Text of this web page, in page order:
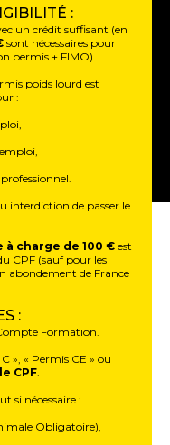
:
un crédit suffisant (en
sont nécessaires pour
permis + FIMO).
poids lourd est
:
interdiction de passer le
à charge de 100 €est
CPF (sauf pour les
abondement de France
:
Formation.
», « Permis CE » ou
CPF.
si nécessaire :
Obligatoire),